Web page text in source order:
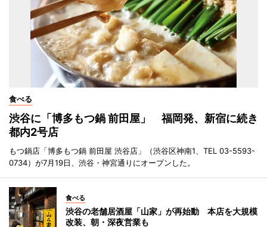
食べる
渋谷に「博多もつ鍋 前田屋」 福岡発、新宿に続き
都内2号店
もつ鍋店「博多もつ鍋 前田屋 渋谷店」（渋谷区神南1、TEL 03-5593-
0734）が7月19日、渋谷・神宮通りにオープンした。
食べる
渋谷の老舗居酒屋「山家」が再始動 本店を大規模
改装、朝・深夜営業も